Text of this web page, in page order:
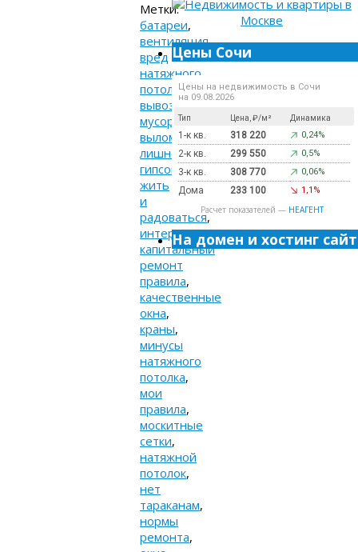
Метки:
батареи,
вентиляция,
вред
натяжного
потолка,
вывоз
мусора,
выломать
лишнее,
гипсокартон
жить
и
радоваться,
интернет,
капитальный
ремонт
правила,
качественные
окна,
краны,
минусы
натяжного
потолка,
мои
правила,
москитные
сетки,
натяжной
потолок,
нет
тараканам,
нормы
ремонта,
Цены Сочи
Цены на недвижимость в Сочи
на 09.08.2026
Тип Цена, ₽/м² Динамика
1-к кв. 318 220 0,24%
2-к кв. 299 550 0,5%
3-к кв. 308 770 0,06%
Дома 233 100 1,1%
Расчет показателей — НЕАГЕНТ
На домен и хостинг